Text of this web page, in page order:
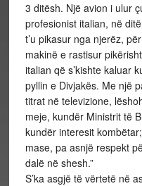
3 ditësh. Një avion i ulur
profesionist italian, në
t’u pikasur nga njerëz,
makinë e rastisur
italian që s’kishte kaluar
pyllin e Divjakës. Me një
titrat në televizione,
meje, kundër Ministrit të
kundër interesit
mase, pa asnjë respekt
dalë në shesh.”
S’ka asgjë të vërtetë në